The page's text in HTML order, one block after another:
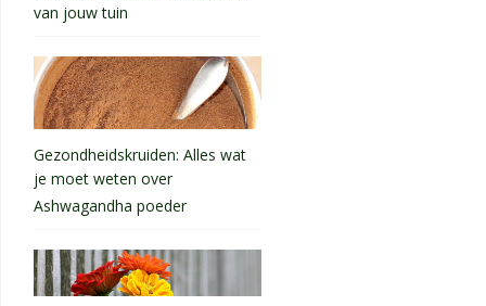
van jouw tuin
Gezondheidskruiden: Alles wat
je moet weten over
Ashwagandha poeder